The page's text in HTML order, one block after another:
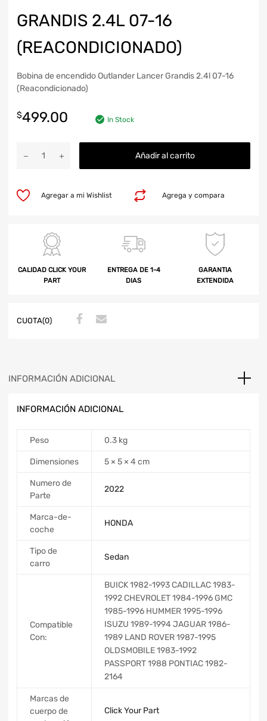
GRANDIS 2.4L 07-16
(REACONDICIONADO)
Bobina de encendido Outlander Lancer Grandis 2.4l 07-16
(Reacondicionado)
$499.00 In Stock
Añadir al carrito
Agrega y compara
Agregar a mi Wishlist
CALIDAD CLICK YOUR
PART
ENTREGA DE 1-4
DIAS
GARANTIA
EXTENDIDA
CUOTA(0)
INFORMACIÓN ADICIONAL
INFORMACIÓN ADICIONAL
Peso 0.3 kg
Dimensiones 5 × 5 × 4 cm
Numero de
Parte
2022
Marca-de-
coche
HONDA
Tipo de
carro
Sedan
Compatible
Con:
BUICK 1982-1993 CADILLAC 1983-
1992 CHEVROLET 1984-1996 GMC
1985-1996 HUMMER 1995-1996
ISUZU 1989-1994 JAGUAR 1986-
1989 LAND ROVER 1987-1995
OLDSMOBILE 1983-1992
PASSPORT 1988 PONTIAC 1982-
2164
Marcas de
cuerpo de
Click Your Part